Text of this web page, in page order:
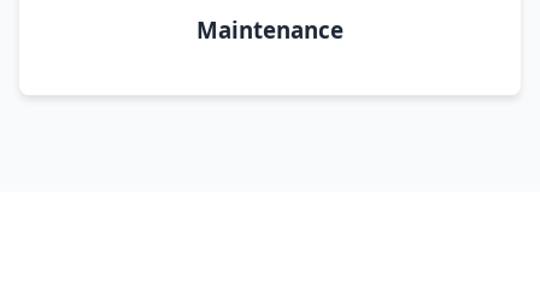
Maintenance